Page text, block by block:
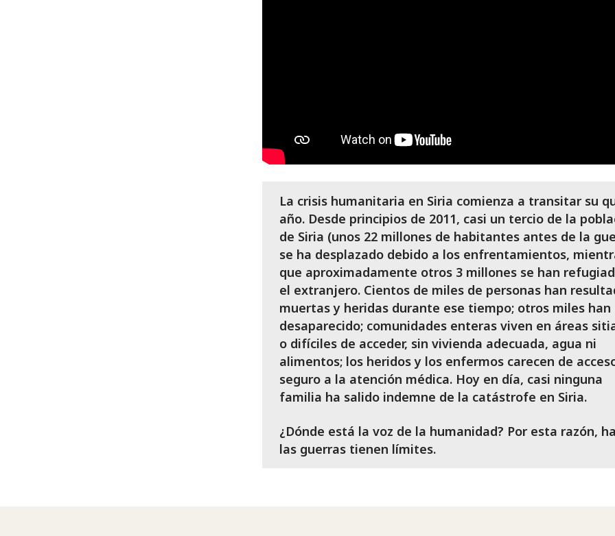
La crisis humanitaria en Siria comienza a transitar su
año. Desde principios de 2011, casi un tercio de la
de Siria (unos 22 millones de habitantes antes de la
se ha desplazado debido a los enfrentamientos,
que aproximadamente otros 3 millones se han
el extranjero. Cientos de miles de personas han
muertas y heridas durante ese tiempo; otros miles han
desaparecido; comunidades enteras viven en áreas
o difíciles de acceder, sin vivienda adecuada, agua ni
alimentos; los heridos y los enfermos carecen de
seguro a la atención médica. Hoy en día, casi ninguna
familia ha salido indemne de la catástrofe en Siria.
¿Dónde está la voz de la humanidad? Por esta razón,
las guerras tienen límites.